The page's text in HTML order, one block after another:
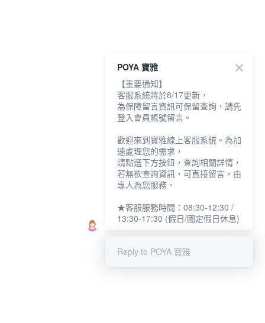
POYA 寶雅
【重要通知】
客服系統將於8/17更新，
為保障留言資訊可保留查詢，請先
登入會員帳號留言。
歡迎來到寶雅線上客服系統。為加
速處理您的需求，
請點選下方按鈕，查詢相關詳情，
若無欲查詢資訊，可直接留言，由
專人為您服務。
★客服服務時間：08:30-12:30 /
13:30-17:30 (假日/國定假日休息)
Reply to POYA 寶雅